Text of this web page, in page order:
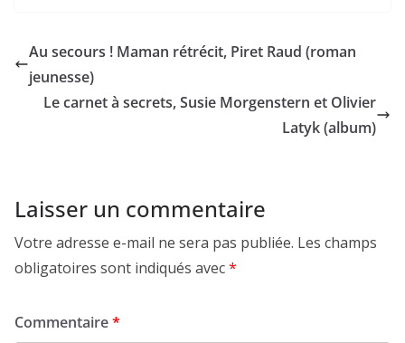
Au secours ! Maman rétrécit, Piret Raud (roman
jeunesse)
Le carnet à secrets, Susie Morgenstern et Olivier
Latyk (album)
Laisser un commentaire
Votre adresse e-mail ne sera pas publiée. Les champs
obligatoires sont indiqués avec*
Commentaire*